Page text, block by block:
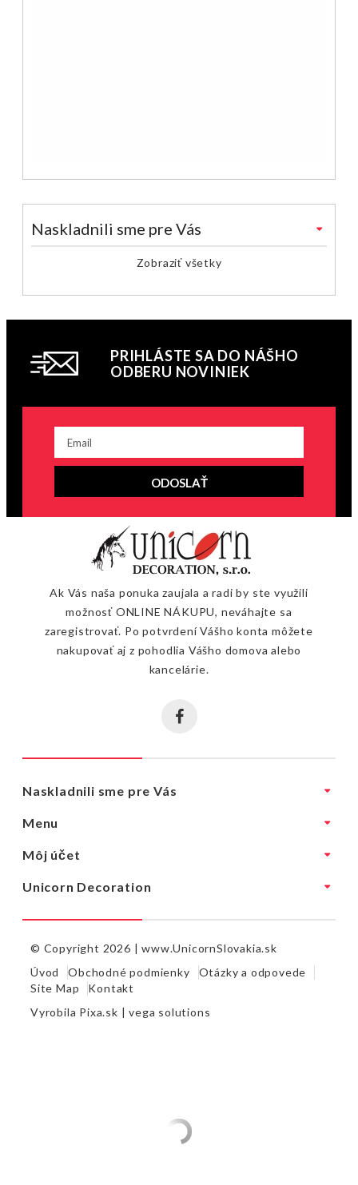
Naskladnili sme pre Vás
Zobraziť všetky
PRIHLÁSTE SA DO NÁŠHO
ODBERU NOVINIEK
ODOSLAŤ
Ak Vás naša ponuka zaujala a radi by ste využili
možnosť ONLINE NÁKUPU, neváhajte sa
zaregistrovať. Po potvrdení Vášho konta môžete
nakupovať aj z pohodlia Vášho domova alebo
kancelárie.
Naskladnili sme pre Vás
Menu
Môj účet
Unicorn Decoration
© Copyright 2026 |www.UnicornSlovakia.sk
Úvod
Obchodné podmienky
Otázky a odpovede
Site Map
Kontakt
Vyrobila Pixa.sk |vega solutions